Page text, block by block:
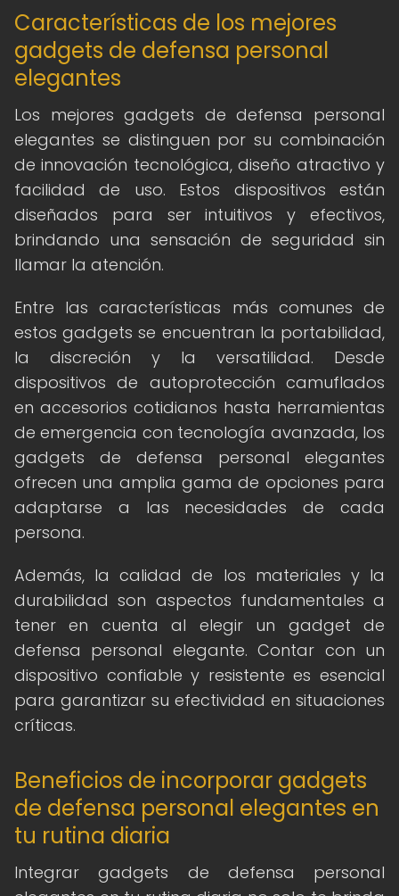
Características de los mejores
gadgets de defensa personal
elegantes
Los mejores gadgets de defensa personal
elegantes se distinguen por su combinación
de innovación tecnológica, diseño atractivo y
facilidad de uso. Estos dispositivos están
diseñados para ser intuitivos y efectivos,
brindando una sensación de seguridad sin
llamar la atención.
Entre las características más comunes de
estos gadgets se encuentran la portabilidad,
la discreción y la versatilidad. Desde
dispositivos de autoprotección camuflados
en accesorios cotidianos hasta herramientas
de emergencia con tecnología avanzada, los
gadgets de defensa personal elegantes
ofrecen una amplia gama de opciones para
adaptarse a las necesidades de cada
persona.
Además, la calidad de los materiales y la
durabilidad son aspectos fundamentales a
tener en cuenta al elegir un gadget de
defensa personal elegante. Contar con un
dispositivo confiable y resistente es esencial
para garantizar su efectividad en situaciones
críticas.
Beneficios de incorporar gadgets
de defensa personal elegantes en
tu rutina diaria
Integrar gadgets de defensa personal